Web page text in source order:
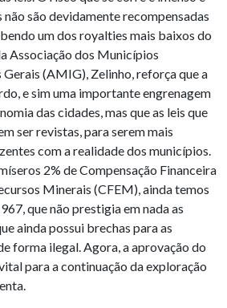
não são devidamente recompensadas
um dos royalties mais baixos do
Associação dos Municípios
(AMIG), Zelinho, reforça que a
e sim uma importante engrenagem
das cidades, mas que as leis que
ser revistas, para serem mais
com a realidade dos municípios.
2% de Compensação Financeira
Minerais (CFEM), ainda temos
que não prestigia em nada as
ainda possui brechas para as
forma ilegal. Agora, a aprovação do
para a continuação da exploração